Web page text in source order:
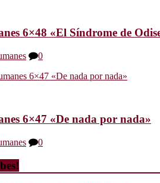
6×48 «El Síndrome de
0
6×47 «De nada por nada»
0